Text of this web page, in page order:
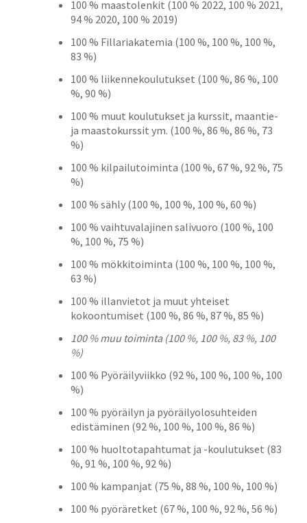
100 % maastolenkit (100 % 2022, 100 % 2021,
94 % 2020, 100 % 2019)
100 % Fillariakatemia (100 %, 100 %, 100 %,
83 %)
100 % liikennekoulutukset (100 %, 86 %, 100
%, 90 %)
100 % muut koulutukset ja kurssit, maantie-
ja maastokurssit ym. (100 %, 86 %, 86 %, 73
%)
100 % kilpailutoiminta (100 %, 67 %, 92 %, 75
%)
100 % sähly (100 %, 100 %, 100 %, 60 %)
100 % vaihtuvalajinen salivuoro (100 %, 100
%, 100 %, 75 %)
100 % mökkitoiminta (100 %, 100 %, 100 %,
63 %)
100 % illanvietot ja muut yhteiset
kokoontumiset (100 %, 86 %, 87 %, 85 %)
100 % muu toiminta (100 %, 100 %, 83 %, 100
%)
100 % Pyöräilyviikko (92 %, 100 %, 100 %, 100
%)
100 % pyöräilyn ja pyöräilyolosuhteiden
edistäminen (92 %, 100 %, 100 %, 86 %)
100 % huoltotapahtumat ja -koulutukset (83
%, 91 %, 100 %, 92 %)
100 % kampanjat (75 %, 88 %, 100 %, 100 %)
100 % pyöräretket (67 %, 100 %, 92 %, 56 %)